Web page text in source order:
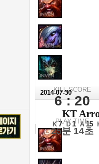
KILL SCORE
6 : 20
PLAY TIME
25분 14초
2014-07-30
4강 A조 4
KT
K 7 D 1 A 15